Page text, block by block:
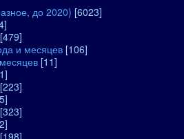
до 2020) [6023]
[479]
и месяцев [106]
[11]
[223]
[323]
[198]